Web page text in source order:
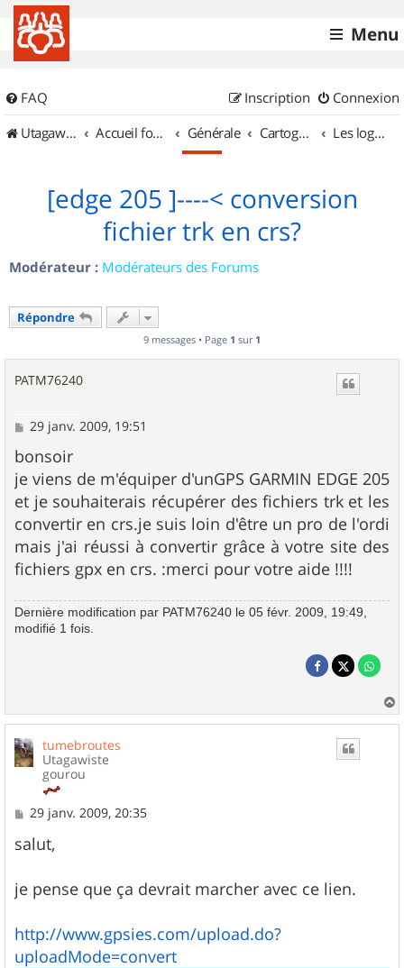
Menu
FAQ Connexion
Inscription
UtagawaVTT (Randos VTT et VTTAE avec traces GPS)
Accueil forum Générale Cartographie et GPS Les logiciels
[edge 205 ]----< conversion
fichier trk en crs?
Modérateur : Modérateurs des Forums
Répondre
9 messages • Page 1 sur 1
PATM76240
M
s
s
a
g
e
29 janv. 2009, 19:51
bonsoir
je viens de m'équiper d'unGPS GARMIN EDGE 205
et je souhaiterais récupérer des fichiers trk et les
convertir en crs.je suis loin d'être un pro de l'ordi
mais j'ai réussi à convertir grâce à votre site des
fichiers gpx en crs. :merci pour votre aide !!!!
Dernière modification par PATM76240 le 05 févr. 2009, 19:49,
modifié 1 fois.
a
tumebroutes
Utagawiste
gourou
M
s
s
g
e
29 janv. 2009, 20:35
salut,
je pense que ça devrait marcher avec ce lien.
http://www.gpsies.com/upload.do?
uploadMode=convert